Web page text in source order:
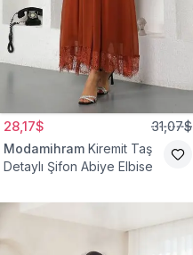
28,17$ 31,07$
Modamihram Kiremit Taş
Detaylı Şifon Abiye Elbise